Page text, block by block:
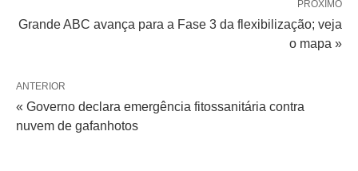
PRÓXIMO
Grande ABC avança para a Fase 3 da flexibilização; veja
o mapa »
ANTERIOR
« Governo declara emergência fitossanitária contra
nuvem de gafanhotos